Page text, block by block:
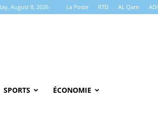
August 8, 2026 La Poste RTD AL Qarn ADI
SPORTS ÉCONOMIE